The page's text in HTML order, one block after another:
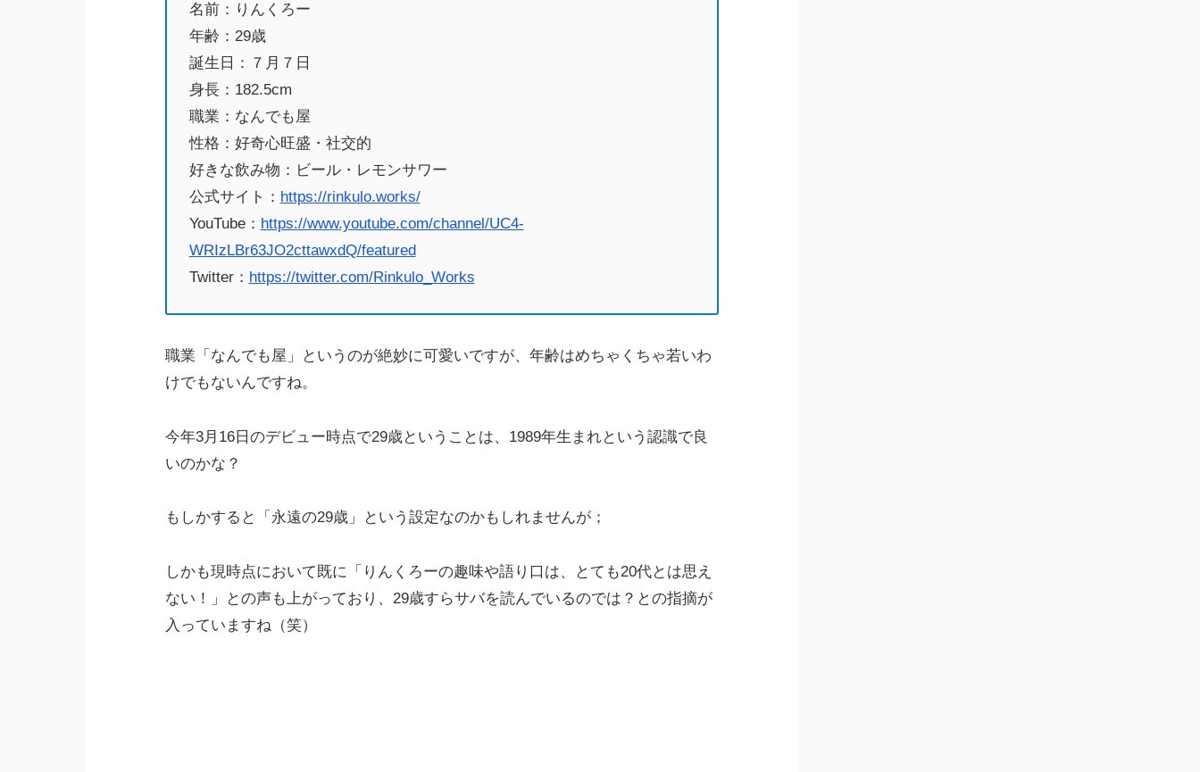
名前：りんくろー
年齢：29歳
誕生日：７月７日
身長：182.5cm
職業：なんでも屋
性格：好奇心旺盛・社交的
好きな飲み物：ビール・レモンサワー
公式サイト： https://rinkulo.works/
YouTube： https://www.youtube.com/channel/UC4-
WRIzLBr63JO2cttawxdQ/featured
Twitter： https://twitter.com/Rinkulo_Works
職業「なんでも屋」というのが絶妙に可愛いですが、年齢はめちゃくちゃ若いわ
けでもないんですね。
今年3月16日のデビュー時点で29歳ということは、1989年生まれという認識で良
いのかな？
もしかすると「永遠の29歳」という設定なのかもしれませんが；
しかも現時点において既に「りんくろーの趣味や語り口は、とても20代とは思え
ない！」との声も上がっており、29歳すらサバを読んでいるのでは？との指摘が
入っていますね（笑）